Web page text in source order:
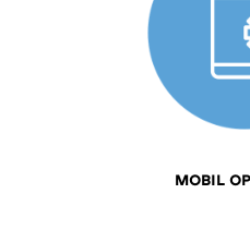
MOBIL